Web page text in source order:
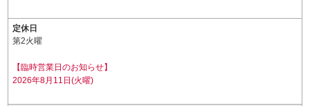
定休日
第2火曜
【臨時営業日のお知らせ】
2026年8月11日(火曜)